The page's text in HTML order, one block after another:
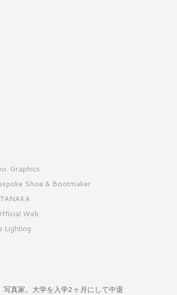
Graphics
Shoe & Bootmaker
Web
Lighting
写真家。大学を入学2ヶ月にして中退